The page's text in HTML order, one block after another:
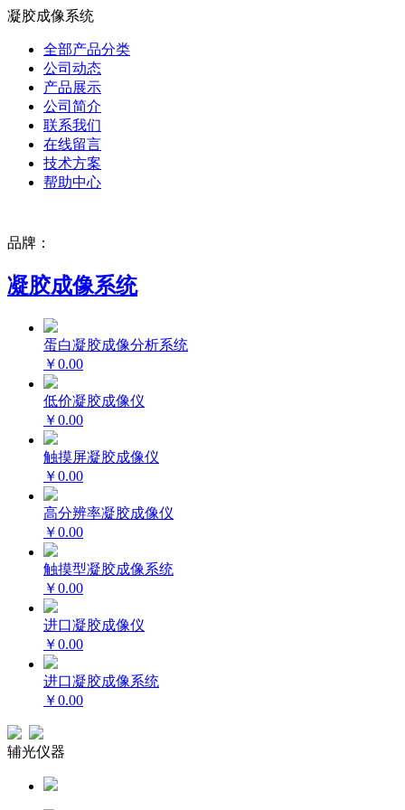
凝胶成像系统
全部产品分类
公司动态
产品展示
公司简介
联系我们
在线留言
技术方案
帮助中心
品牌：
凝胶成像系统
蛋白凝胶成像分析系统
￥0.00
低价凝胶成像仪
￥0.00
触摸屏凝胶成像仪
￥0.00
高分辨率凝胶成像仪
￥0.00
触摸型凝胶成像系统
￥0.00
进口凝胶成像仪
￥0.00
进口凝胶成像系统
￥0.00
辅光仪器